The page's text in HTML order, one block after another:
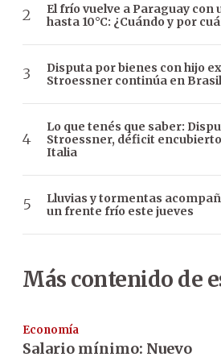
El frío vuelve a Paraguay con
hasta 10°C: ¿Cuándo y por
Disputa por bienes con hijo
Stroessner continúa en Brasil
Lo que tenés que saber:
Stroessner, déficit
Italia
Lluvias y tormentas
un frente frío este jueves
Más contenido de
Economía
Salario mínimo: Nuevo